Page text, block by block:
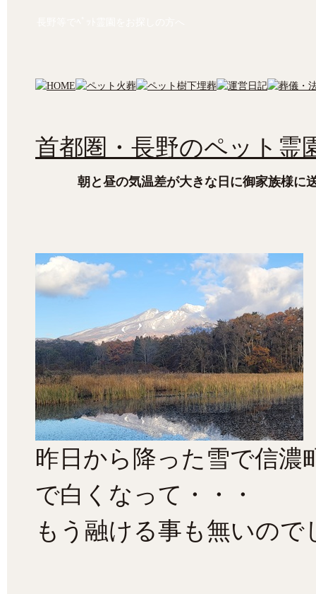
首都圏・長野のペット霊
朝と昼の気温差が大きな日に御家族様に
昨日から降った雪で信濃
で白くなって・・・
もう融ける事も無いので